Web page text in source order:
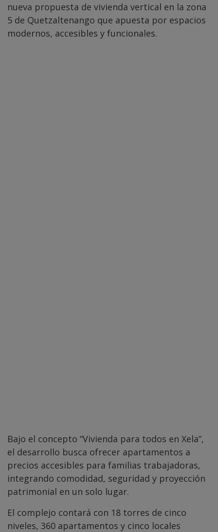
nueva propuesta de vivienda vertical en la zona
5 de Quetzaltenango que apuesta por espacios
modernos, accesibles y funcionales.
Bajo el concepto “Vivienda para todos en Xela”,
el desarrollo busca ofrecer apartamentos a
precios accesibles para familias trabajadoras,
integrando comodidad, seguridad y proyección
patrimonial en un solo lugar.
El complejo contará con 18 torres de cinco
niveles, 360 apartamentos y cinco locales